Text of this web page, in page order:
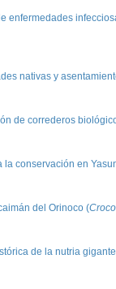
enfermedades
nativas y
de correderos
conservación en
del Orinoco (
de la nutria